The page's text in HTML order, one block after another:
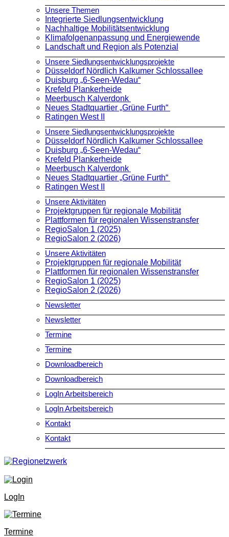
Unsere Themen
Integrierte Siedlungsentwicklung
Nachhaltige Mobilitätsentwicklung
Klimafolgenanpassung und Energiewende
Landschaft und Region als Potenzial
Unsere Siedlungsentwicklungsprojekte
Düsseldorf Nördlich Kalkumer Schlossallee
Duisburg „6-Seen-Wedau“
Krefeld Plankerheide
Meerbusch Kalverdonk
Neues Stadtquartier „Grüne Furth“
Ratingen West II
Unsere Siedlungsentwicklungsprojekte
Düsseldorf Nördlich Kalkumer Schlossallee
Duisburg „6-Seen-Wedau“
Krefeld Plankerheide
Meerbusch Kalverdonk
Neues Stadtquartier „Grüne Furth“
Ratingen West II
Unsere Aktivitäten
Projektgruppen für regionale Mobilität
Plattformen für regionalen Wissenstransfer
RegioSalon 1 (2025)
RegioSalon 2 (2026)
Unsere Aktivitäten
Projektgruppen für regionale Mobilität
Plattformen für regionalen Wissenstransfer
RegioSalon 1 (2025)
RegioSalon 2 (2026)
Newsletter
Newsletter
Termine
Termine
Downloadbereich
Downloadbereich
LogIn Arbeitsbereich
LogIn Arbeitsbereich
Kontakt
Kontakt
LogIn
Termine